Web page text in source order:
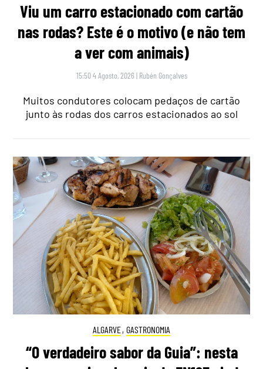
Viu um carro estacionado com cartão
nas rodas? Este é o motivo (e não tem
a ver com animais)
15:50 4 Agosto, 2026 | Rubén Gonçalves
Muitos condutores colocam pedaços de cartão
junto às rodas dos carros estacionados ao sol
ALGARVE, GASTRONOMIA
“O verdadeiro sabor da Guia”: nesta